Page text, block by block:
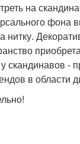
на
фона
-
в области